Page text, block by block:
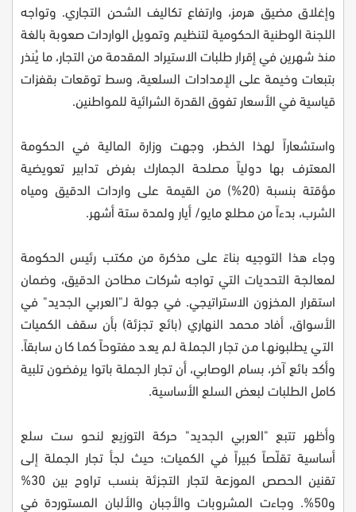
وإغلاق مضيق هرمز، وارتفاع تكاليف الشحن التجاري. وتواجه
اللجنة الوطنية الحكومية لتنظيم وتمويل الواردات صعوبة بالغة
منذ شهرين في إقرار طلبات الاستيراد المقدمة من التجار، ما يُنذر
بتبعات وخيمة على الإمدادات السلعية، وسط توقعات بقفزات
قياسية في الأسعار تفوق القدرة الشرائية للمواطنين.
واستشعاراً لهذا الخطر، وجهت وزارة المالية في الحكومة
المعترف بها دولياً مصلحة الجمارك بفرض تدابير تعويضية
مؤقتة بنسبة (20%) من القيمة على واردات الدقيق ومياه
الشرب، بدءاً من مطلع مايو/ أيار ولمدة ستة أشهر.
وجاء هذا التوجيه بناءً على مذكرة من مكتب رئيس الحكومة
لمعالجة التحديات التي تواجه شركات مطاحن الدقيق، وضمان
استقرار المخزون الاستراتيجي. في جولة لـ"العربي الجديد" في
الأسواق، أفاد محمد النهاري (بائع تجزئة) بأن سقف الكميات
التي يطلبونها من تجار الجملة لم يعد مفتوحاً كما كان سابقاً.
وأكد بائع آخر، بسام الوصابي، أن تجار الجملة باتوا يرفضون تلبية
كامل الطلبات لبعض السلع الأساسية.
وأظهر تتبع "العربي الجديد" حركة التوزيع لنحو ست سلع
أساسية تقلّصاً كبيراً في الكميات؛ حيث لجأ تجار الجملة إلى
تقنين الحصص الموزعة لتجار التجزئة بنسب تراوح بين 30%
و50%. وجاءت المشروبات والأجبان والألبان المستوردة في